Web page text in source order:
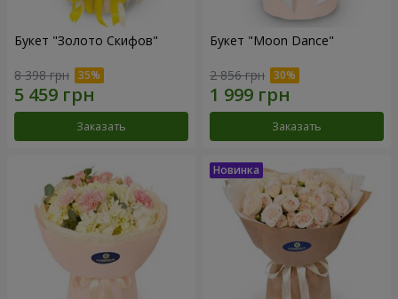
Букет "Золото Скифов"
8 398 грн
Заказать
Букет "Moon Dance"
2 856 грн
Заказать